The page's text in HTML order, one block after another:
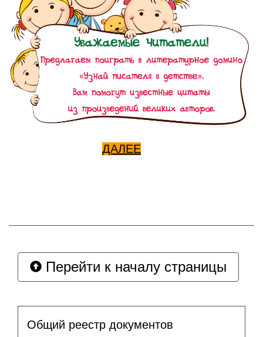
ДАЛЕЕ
Перейти к началу страницы
Общий реестр документов